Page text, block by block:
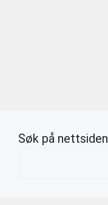
Søk på nettsiden